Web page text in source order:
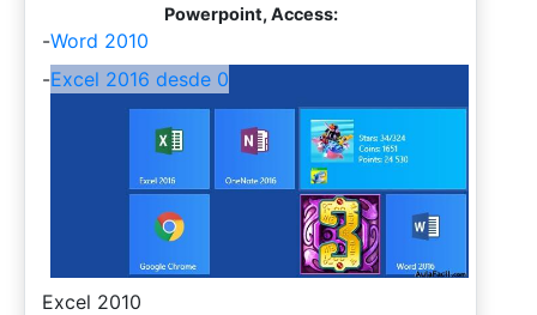
Powerpoint, Access:
-Word 2010
-Excel 2016 desde 0
-
Excel 2010